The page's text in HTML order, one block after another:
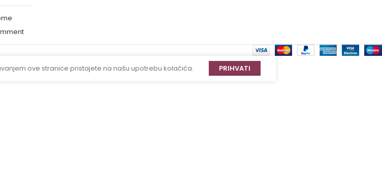
ove stranice pristajete na našu upotrebu kolačića.
PRIHVATI